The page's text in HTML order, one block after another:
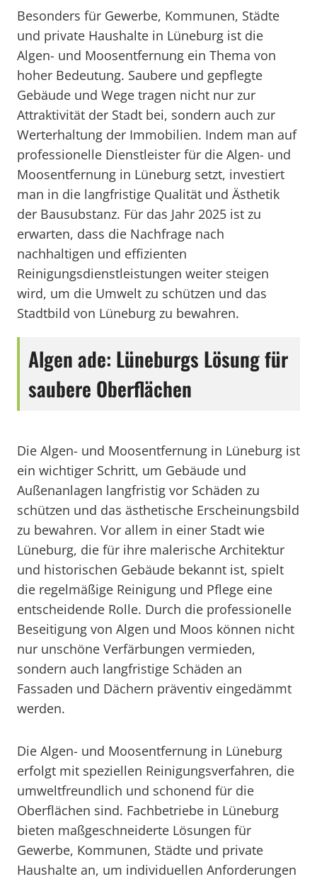
Besonders für Gewerbe, Kommunen, Städte
und private Haushalte in Lüneburg ist die
Algen- und Moosentfernung ein Thema von
hoher Bedeutung. Saubere und gepflegte
Gebäude und Wege tragen nicht nur zur
Attraktivität der Stadt bei, sondern auch zur
Werterhaltung der Immobilien. Indem man auf
professionelle Dienstleister für die Algen- und
Moosentfernung in Lüneburg setzt, investiert
man in die langfristige Qualität und Ästhetik
der Bausubstanz. Für das Jahr 2025 ist zu
erwarten, dass die Nachfrage nach
nachhaltigen und effizienten
Reinigungsdienstleistungen weiter steigen
wird, um die Umwelt zu schützen und das
Stadtbild von Lüneburg zu bewahren.
Algen ade: Lüneburgs Lösung für
saubere Oberflächen
Die Algen- und Moosentfernung in Lüneburg ist
ein wichtiger Schritt, um Gebäude und
Außenanlagen langfristig vor Schäden zu
schützen und das ästhetische Erscheinungsbild
zu bewahren. Vor allem in einer Stadt wie
Lüneburg, die für ihre malerische Architektur
und historischen Gebäude bekannt ist, spielt
die regelmäßige Reinigung und Pflege eine
entscheidende Rolle. Durch die professionelle
Beseitigung von Algen und Moos können nicht
nur unschöne Verfärbungen vermieden,
sondern auch langfristige Schäden an
Fassaden und Dächern präventiv eingedämmt
werden.
Die Algen- und Moosentfernung in Lüneburg
erfolgt mit speziellen Reinigungsverfahren, die
umweltfreundlich und schonend für die
Oberflächen sind. Fachbetriebe in Lüneburg
bieten maßgeschneiderte Lösungen für
Gewerbe, Kommunen, Städte und private
Haushalte an, um individuellen Anforderungen